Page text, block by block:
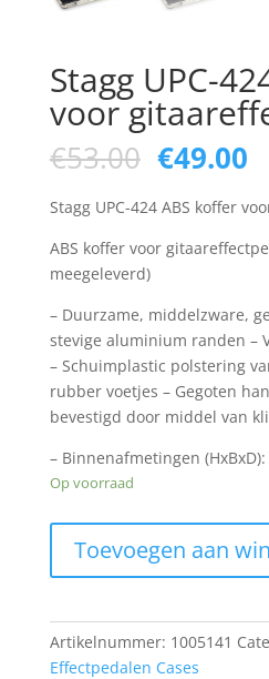
Stagg UPC-
voor
€53.00
prijs
was:
€53.00.
€49.00
Stagg UPC-424 ABS koffer
ABS koffer voor
meegeleverd)
– Duurzame, middelzware,
stevige aluminium randen –
– Schuimplastic polstering
rubber voetjes – Gegoten
bevestigd door middel van
– Binnenafmetingen
Op voorraad
UPC-
424
koffer
voor
Toevoegen aan
Artikelnummer: 1005141
Effectpedalen Cases